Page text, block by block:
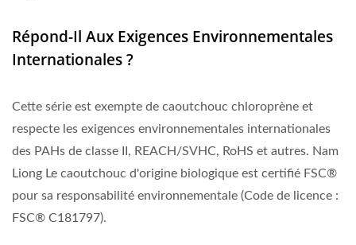
Répond-Il Aux Exigences Environnementales
Internationales ?
Cette série est exempte de caoutchouc chloroprène et
respecte les exigences environnementales internationales
des PAHs de classe II, REACH/SVHC, RoHS et autres. Nam
Liong Le caoutchouc d'origine biologique est certifié FSC®
pour sa responsabilité environnementale (Code de licence :
FSC® C181797).